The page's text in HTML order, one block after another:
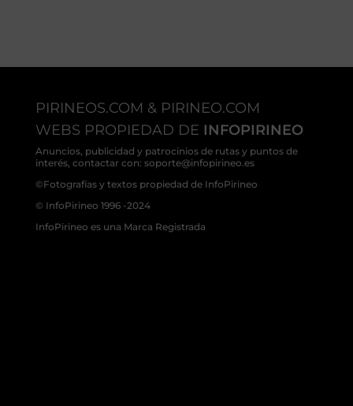
PIRINEOS.COM & PIRINEO.COM
WEBS PROPIEDAD DE INFOPIRINEO
Anuncios, publicidad y patrocinios de rutas y puntos de
interés, contactar con: soporte@infopirineo.es
©Fotografías y textos propiedad de InfoPirineo
© InfoPirineo 1996 -2024
InfoPirineo es una Marca Registrada